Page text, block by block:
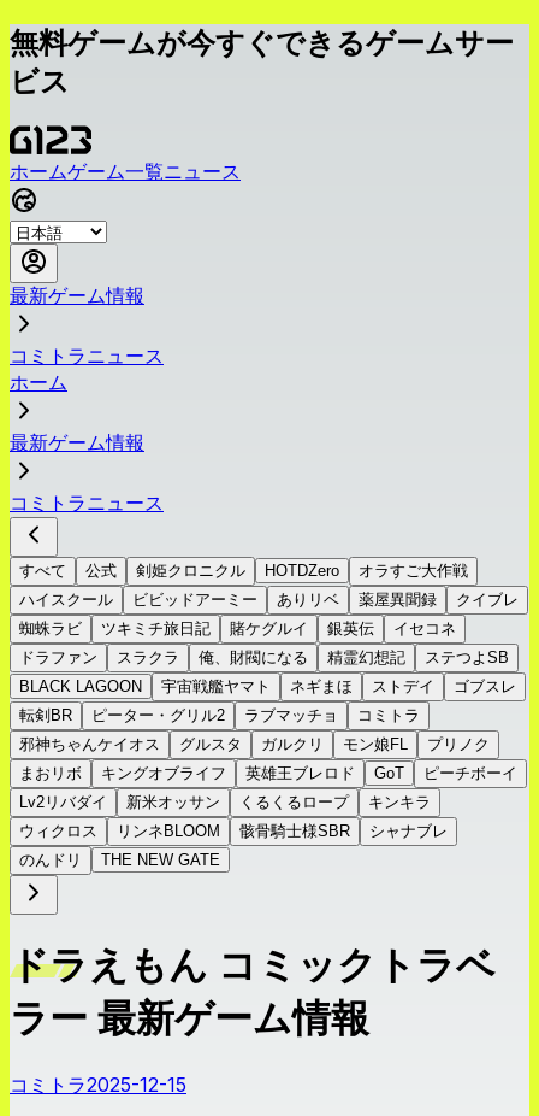
無料ゲームが今すぐできるゲームサー
ビス
ホームゲーム一覧ニュース
最新ゲーム情報
コミトラニュース
ホーム
最新ゲーム情報
コミトラニュース
すべて 公式 剣姫クロニクル HOTDZero
オラすご大作戦
ハイスクール
ビビッドアーミー ありリベ 薬屋異聞録
クイブレ
蜘蛛ラビ
ツキミチ旅日記 賭ケグルイ 銀英伝
イセコネ
ドラファン
スラクラ 俺、財閥になる 精霊幻想記
ステつよSB
BLACK LAGOON
宇宙戦艦ヤマト ネギまほ ストデイ
ゴブスレ
転剣BR
ピーター・グリル2 ラブマッチョ
コミトラ
邪神ちゃんケイオス
グルスタ ガルクリ モン娘FL
プリノク
まおリボ
キングオブライフ 英雄王ブレロド GoT
ピーチボーイ
Lv2リバダイ
新米オッサン くるくるロープ
キンキラ
ウィクロス
リンネBLOOM 骸骨騎士様SBR
シャナブレ
のんドリ
THE NEW GATE
ドラえもん コミックトラベ
ラー 最新ゲーム情報
コミトラ2025-12-15